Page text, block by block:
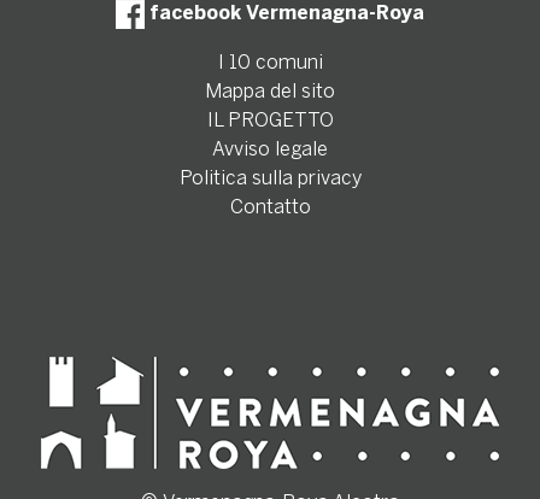
facebook Vermenagna-Roya
I 10 comuni
Mappa del sito
IL PROGETTO
Avviso legale
Politica sulla privacy
Contatto